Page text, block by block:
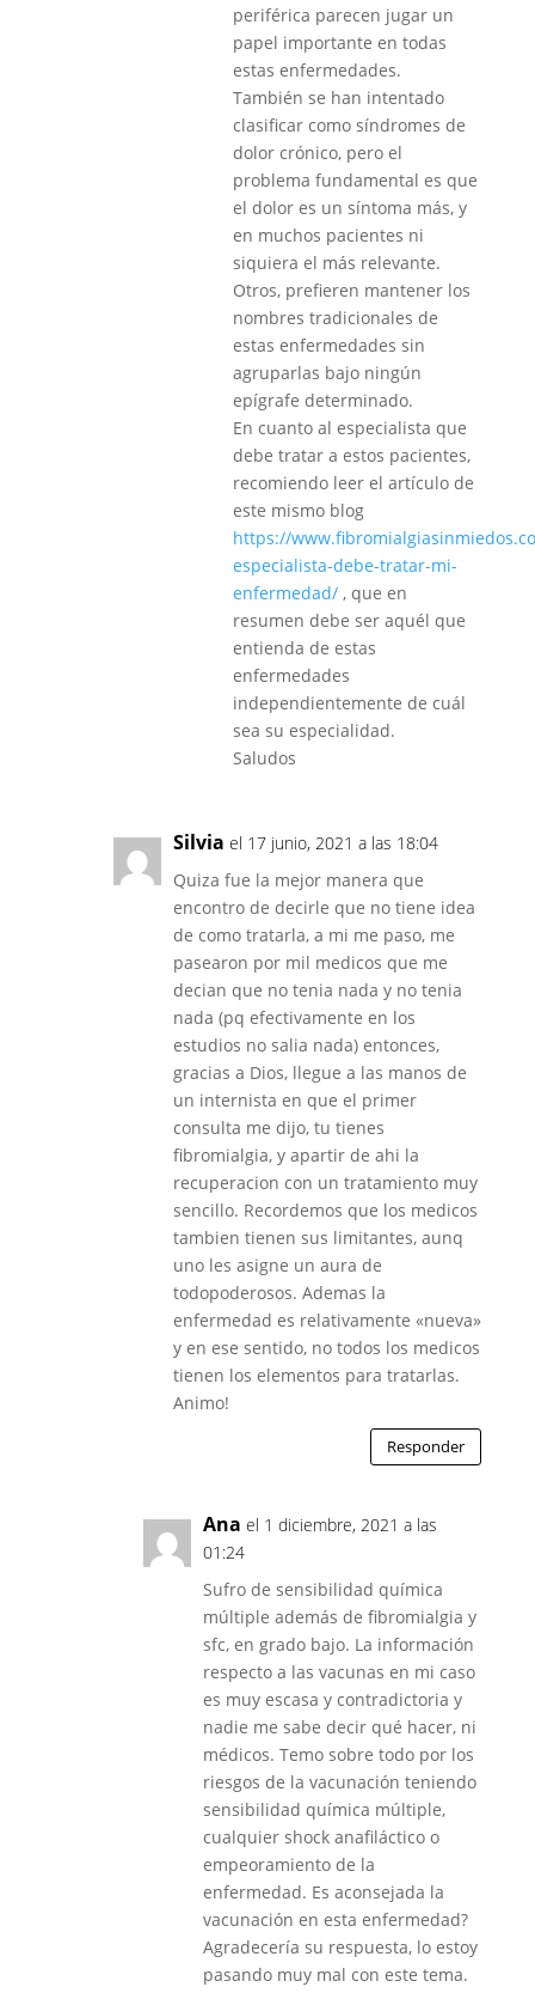
periférica parecen jugar un
papel importante en todas
estas enfermedades.
También se han intentado
clasificar como síndromes de
dolor crónico, pero el
problema fundamental es que
el dolor es un síntoma más, y
en muchos pacientes ni
siquiera el más relevante.
Otros, prefieren mantener los
nombres tradicionales de
estas enfermedades sin
agruparlas bajo ningún
epígrafe determinado.
En cuanto al especialista que
debe tratar a estos pacientes,
recomiendo leer el artículo de
este mismo blog
https://
especialista-debe-tratar-mi-
enfermedad/, que en
resumen debe ser aquél que
entienda de estas
enfermedades
independientemente de cuál
sea su especialidad.
Saludos
Silvia el 17 junio, 2021 a las 18:04
Quiza fue la mejor manera que
encontro de decirle que no tiene idea
de como tratarla, a mi me paso, me
pasearon por mil medicos que me
decian que no tenia nada y no tenia
nada (pq efectivamente en los
estudios no salia nada) entonces,
gracias a Dios, llegue a las manos de
un internista en que el primer
consulta me dijo, tu tienes
fibromialgia, y apartir de ahi la
recuperacion con un tratamiento muy
sencillo. Recordemos que los medicos
tambien tienen sus limitantes, aunq
uno les asigne un aura de
todopoderosos. Ademas la
enfermedad es relativamente «nueva»
y en ese sentido, no todos los medicos
tienen los elementos para tratarlas.
Animo!
Responder
Ana el 1 diciembre, 2021 a las
01:24
Sufro de sensibilidad química
múltiple además de fibromialgia y
sfc, en grado bajo. La información
respecto a las vacunas en mi caso
es muy escasa y contradictoria y
nadie me sabe decir qué hacer, ni
médicos. Temo sobre todo por los
riesgos de la vacunación teniendo
sensibilidad química múltiple,
cualquier shock anafiláctico o
empeoramiento de la
enfermedad. Es aconsejada la
vacunación en esta enfermedad?
Agradecería su respuesta, lo estoy
pasando muy mal con este tema.